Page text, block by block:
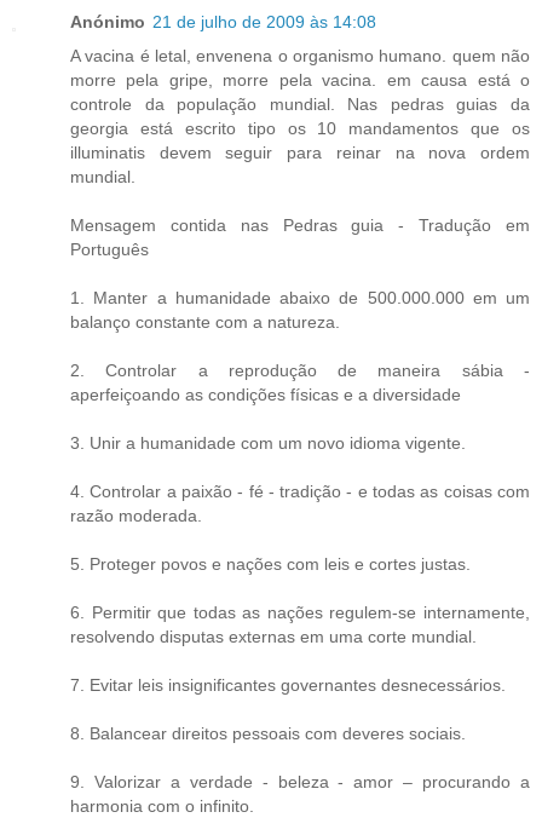
Anónimo 21 de julho de 2009 às 14:08
A vacina é letal, envenena o organismo humano. quem não
morre pela gripe, morre pela vacina. em causa está o
controle da população mundial. Nas pedras guias da
georgia está escrito tipo os 10 mandamentos que os
illuminatis devem seguir para reinar na nova ordem
mundial.
Mensagem contida nas Pedras guia - Tradução em
Português
1. Manter a humanidade abaixo de 500.000.000 em um
balanço constante com a natureza.
2. Controlar a reprodução de maneira sábia -
aperfeiçoando as condições físicas e a diversidade
3. Unir a humanidade com um novo idioma vigente.
4. Controlar a paixão - fé - tradição - e todas as coisas com
razão moderada.
5. Proteger povos e nações com leis e cortes justas.
6. Permitir que todas as nações regulem-se internamente,
resolvendo disputas externas em uma corte mundial.
7. Evitar leis insignificantes governantes desnecessários.
8. Balancear direitos pessoais com deveres sociais.
9. Valorizar a verdade - beleza - amor – procurando a
harmonia com o infinito.